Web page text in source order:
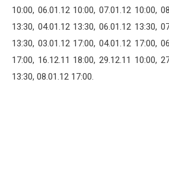
10:00, 06.01.12 10:00, 07.01.12 10:00,
13:30, 04.01.12 13:30, 06.01.12 13:30,
13:30, 03.01.12 17:00, 04.01.12 17:00,
17:00, 16.12.11 18:00, 29.12.11 10:00,
13:30, 08.01.12 17:00.